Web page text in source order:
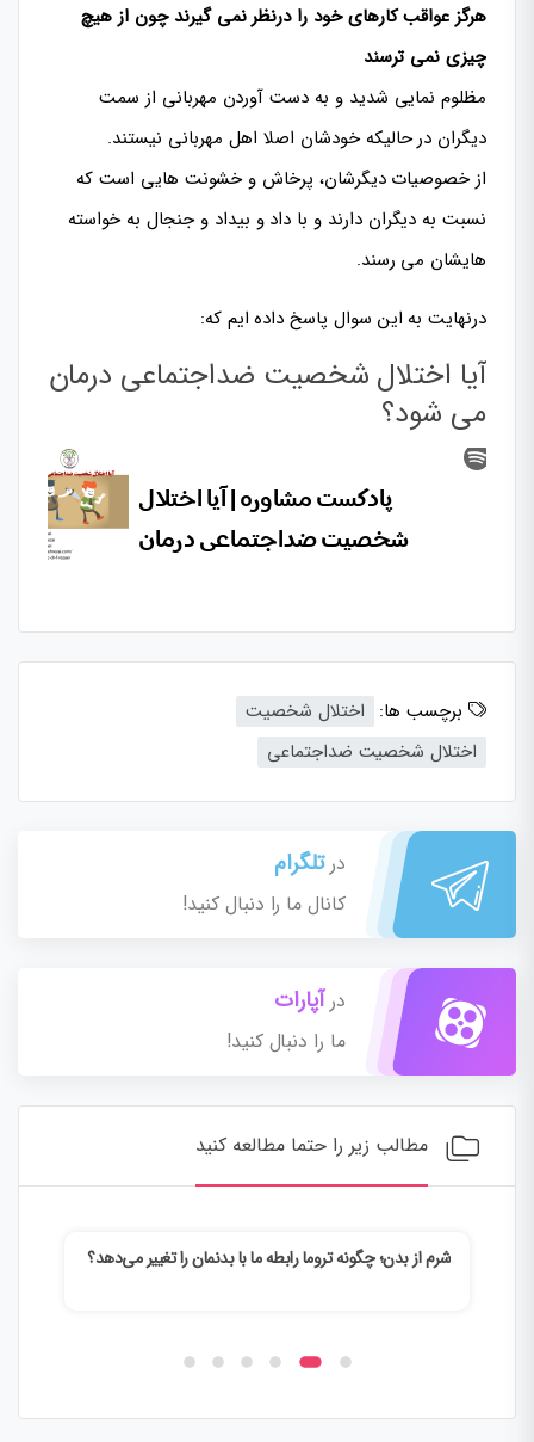
هرگز عواقب کارهای خود را درنظر نمی گیرند چون از هیچ
چیزی نمی ترسند
مظلوم نمایی شدید و به دست آوردن مهربانی از سمت
دیگران در حالیکه خودشان اصلا اهل مهربانی نیستند.
از خصوصیات دیگرشان، پرخاش و خشونت هایی است که
نسبت به دیگران دارند و با داد و بیداد و جنجال به خواسته
هایشان می رسند.
درنهایت به این سوال پاسخ داده ایم که:
آیا اختلال شخصیت ضداجتماعی درمان
می شود؟
برچسب ها: اختلال شخصیت
اختلال شخصیت ضداجتماعی
درتلگرام
کانال ما را دنبال کنید!
درآپارات
ما را دنبال کنید!
مطالب زیر را حتما مطالعه کنید
شرم از بدن؛ چگونه تروما رابطه ما با بدنمان را تغییر می‌دهد؟